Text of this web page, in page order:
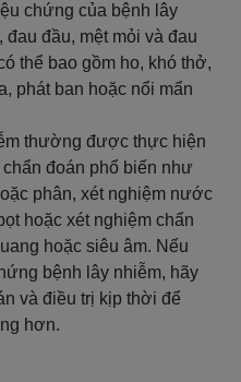
chứng của bệnh lây
đầu, mệt mỏi và đau
thể bao gồm ho, khó thở,
phát ban hoặc nổi mẩn
thường được thực hiện
đoán phổ biến như
phân, xét nghiệm nước
hoặc xét nghiệm chẩn
hoặc siêu âm. Nếu
bệnh lây nhiễm, hãy
và điều trị kịp thời để
hơn.